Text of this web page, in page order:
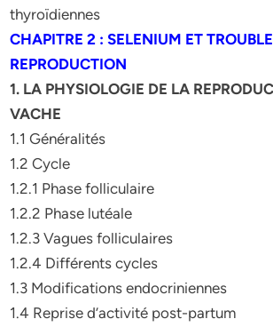
thyroïdiennes
CHAPITRE 2 : SELENIUM ET
REPRODUCTION
1. LA PHYSIOLOGIE DE LA
VACHE
1.1 Généralités
1.2 Cycle
1.2.1 Phase folliculaire
1.2.2 Phase lutéale
1.2.3 Vagues folliculaires
1.2.4 Différents cycles
1.3 Modifications endocriniennes
1.4 Reprise d’activité post-partum